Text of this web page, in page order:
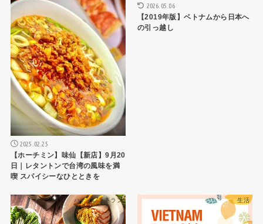
2025.02.25
【ホーチミン】味仙【新店】9月20
日｜レタントンで台湾の風味を満
喫 スパイシーなひとときを
2026.05.06
【2019年版】ベトナムから日本へ
の引っ越し
ハノイレストラン 生活